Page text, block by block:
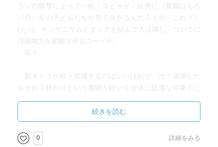
ランの襲撃によって一転「スピード」状態に（展開はもろ
パロ。今の子どもたちが見て分かるんだろうか、これ？）
(>_<)。インゲニウムとタッグを組んで大活躍し、ついでに
浮揚能力を覚醒させるコーイチ。
等々。
新キャラが続々登場するのはいいけれど、出て退場した
らそれで終わりという展開が続いて全体に散漫な印象のこ
2023/05/05
＃4160
続きを読む
0 詳細をみる